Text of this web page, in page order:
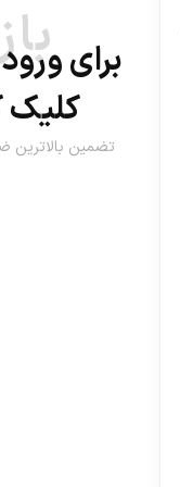
برای
کلیک
تضمین بالاترین